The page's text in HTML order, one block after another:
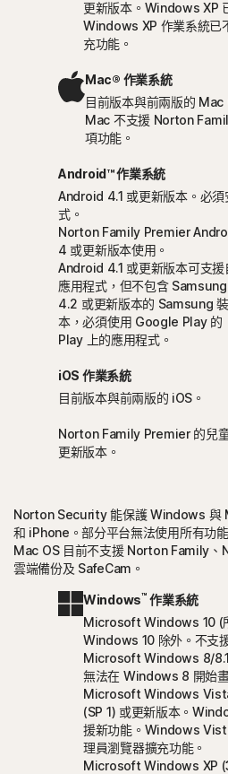
更新版本。Windows XP
Windows XP 作業系統已
充功能。
Mac® 作業系統
目前版本與前兩版的 Mac
Mac 不支援 Norton
項功能。
Android™ 作業系統
Android 4.1 或更新版本。必
式。
Norton Family Premier
4 或更新版本使用。
Android 4.1 或更新版本可支
應用程式，但不包含
4.2 或更新版本的 Samsung
本，必須使用 Google Play
Play 上的應用程式。
iOS 作業系統
目前版本與前兩版的 iOS。
Norton Family Premier 的兒
更新版本。
Norton Security 能保護 Windows 與
和 iPhone。部分平台無法使用所有功能
Mac OS 目前不支援 Norton Family
雲端備份及 SafeCam。
Windows™ 作業系統
Microsoft Windows 10 (
Windows 10 除外。不支
Microsoft Windows 8/
無法在 Windows 8 開始
Microsoft Windows
(SP 1) 或更新版本。
援新功能。Windows
理員瀏覽器擴充功能。
Microsoft Windows XP